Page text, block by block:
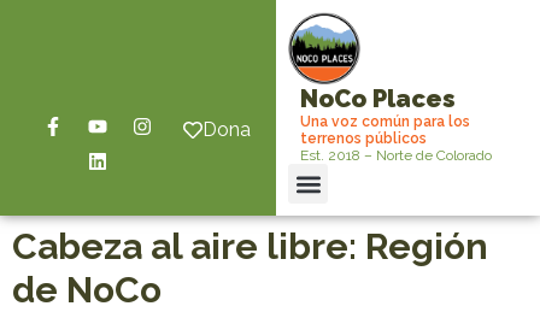
Dona
NoCo Places
Una voz común para los
terrenos públicos
Est. 2018 – Norte de Colorado
Cabeza al aire libre: Región
de NoCo